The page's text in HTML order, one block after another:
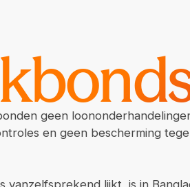
geen
en geen bescherming
vanzelfsprekend lijkt, is in